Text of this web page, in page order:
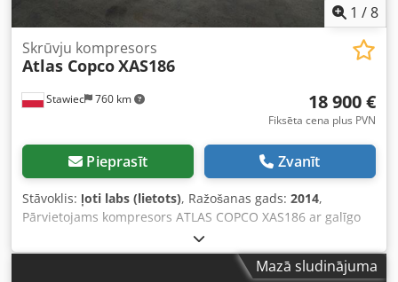
1 /8
Stawiec 760 km
Skrūvju kompresors
Atlas CopcoXAS186
18 900 €
Fiksēta cena plus PVN
Pieprasīt Zvanīt
Stāvoklis: ļoti labs (lietots), Ražošanas gads: 2014,
Pārvietojams kompresors ATLAS COPCO XAS186 ar galīgo
dzesētāju, pēc pilna servisa. Tehniskie dati:
Dcedpfxjyfnwgo Ah Sok Jauda: 11,10 m3/min; Darba
spiediens: 7 Bar; Ražošanas gads: 2014 DEUTZ dzinējs
Mazā sludinājuma